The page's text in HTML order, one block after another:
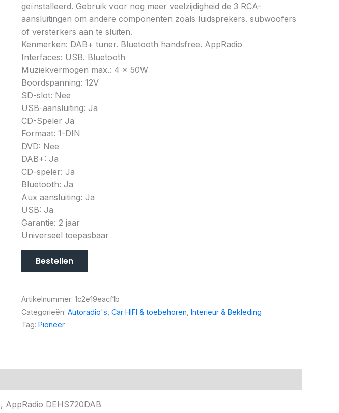
geïnstalleerd. Gebruik voor nog meer veelzijdigheid de 3 RCA-
aansluitingen om andere componenten zoals luidsprekers. subwoofers
of versterkers aan te sluiten.
Kenmerken: DAB+ tuner. Bluetooth handsfree. AppRadio
Interfaces: USB. Bluetooth
Muziekvermogen max.: 4 x 50W
Boordspanning: 12V
SD-slot: Nee
USB-aansluiting: Ja
CD-Speler Ja
Formaat: 1-DIN
DVD: Nee
DAB+: Ja
CD-speler: Ja
Bluetooth: Ja
Aux aansluiting: Ja
USB: Ja
Garantie: 2 jaar
Universeel toepasbaar
Bestellen
Artikelnummer: 1c2e19eacf1b
Categorieën: Autoradio's Car HIFI & toebehoren Interieur & Bekleding
Tag: Pioneer
DEHS720DAB